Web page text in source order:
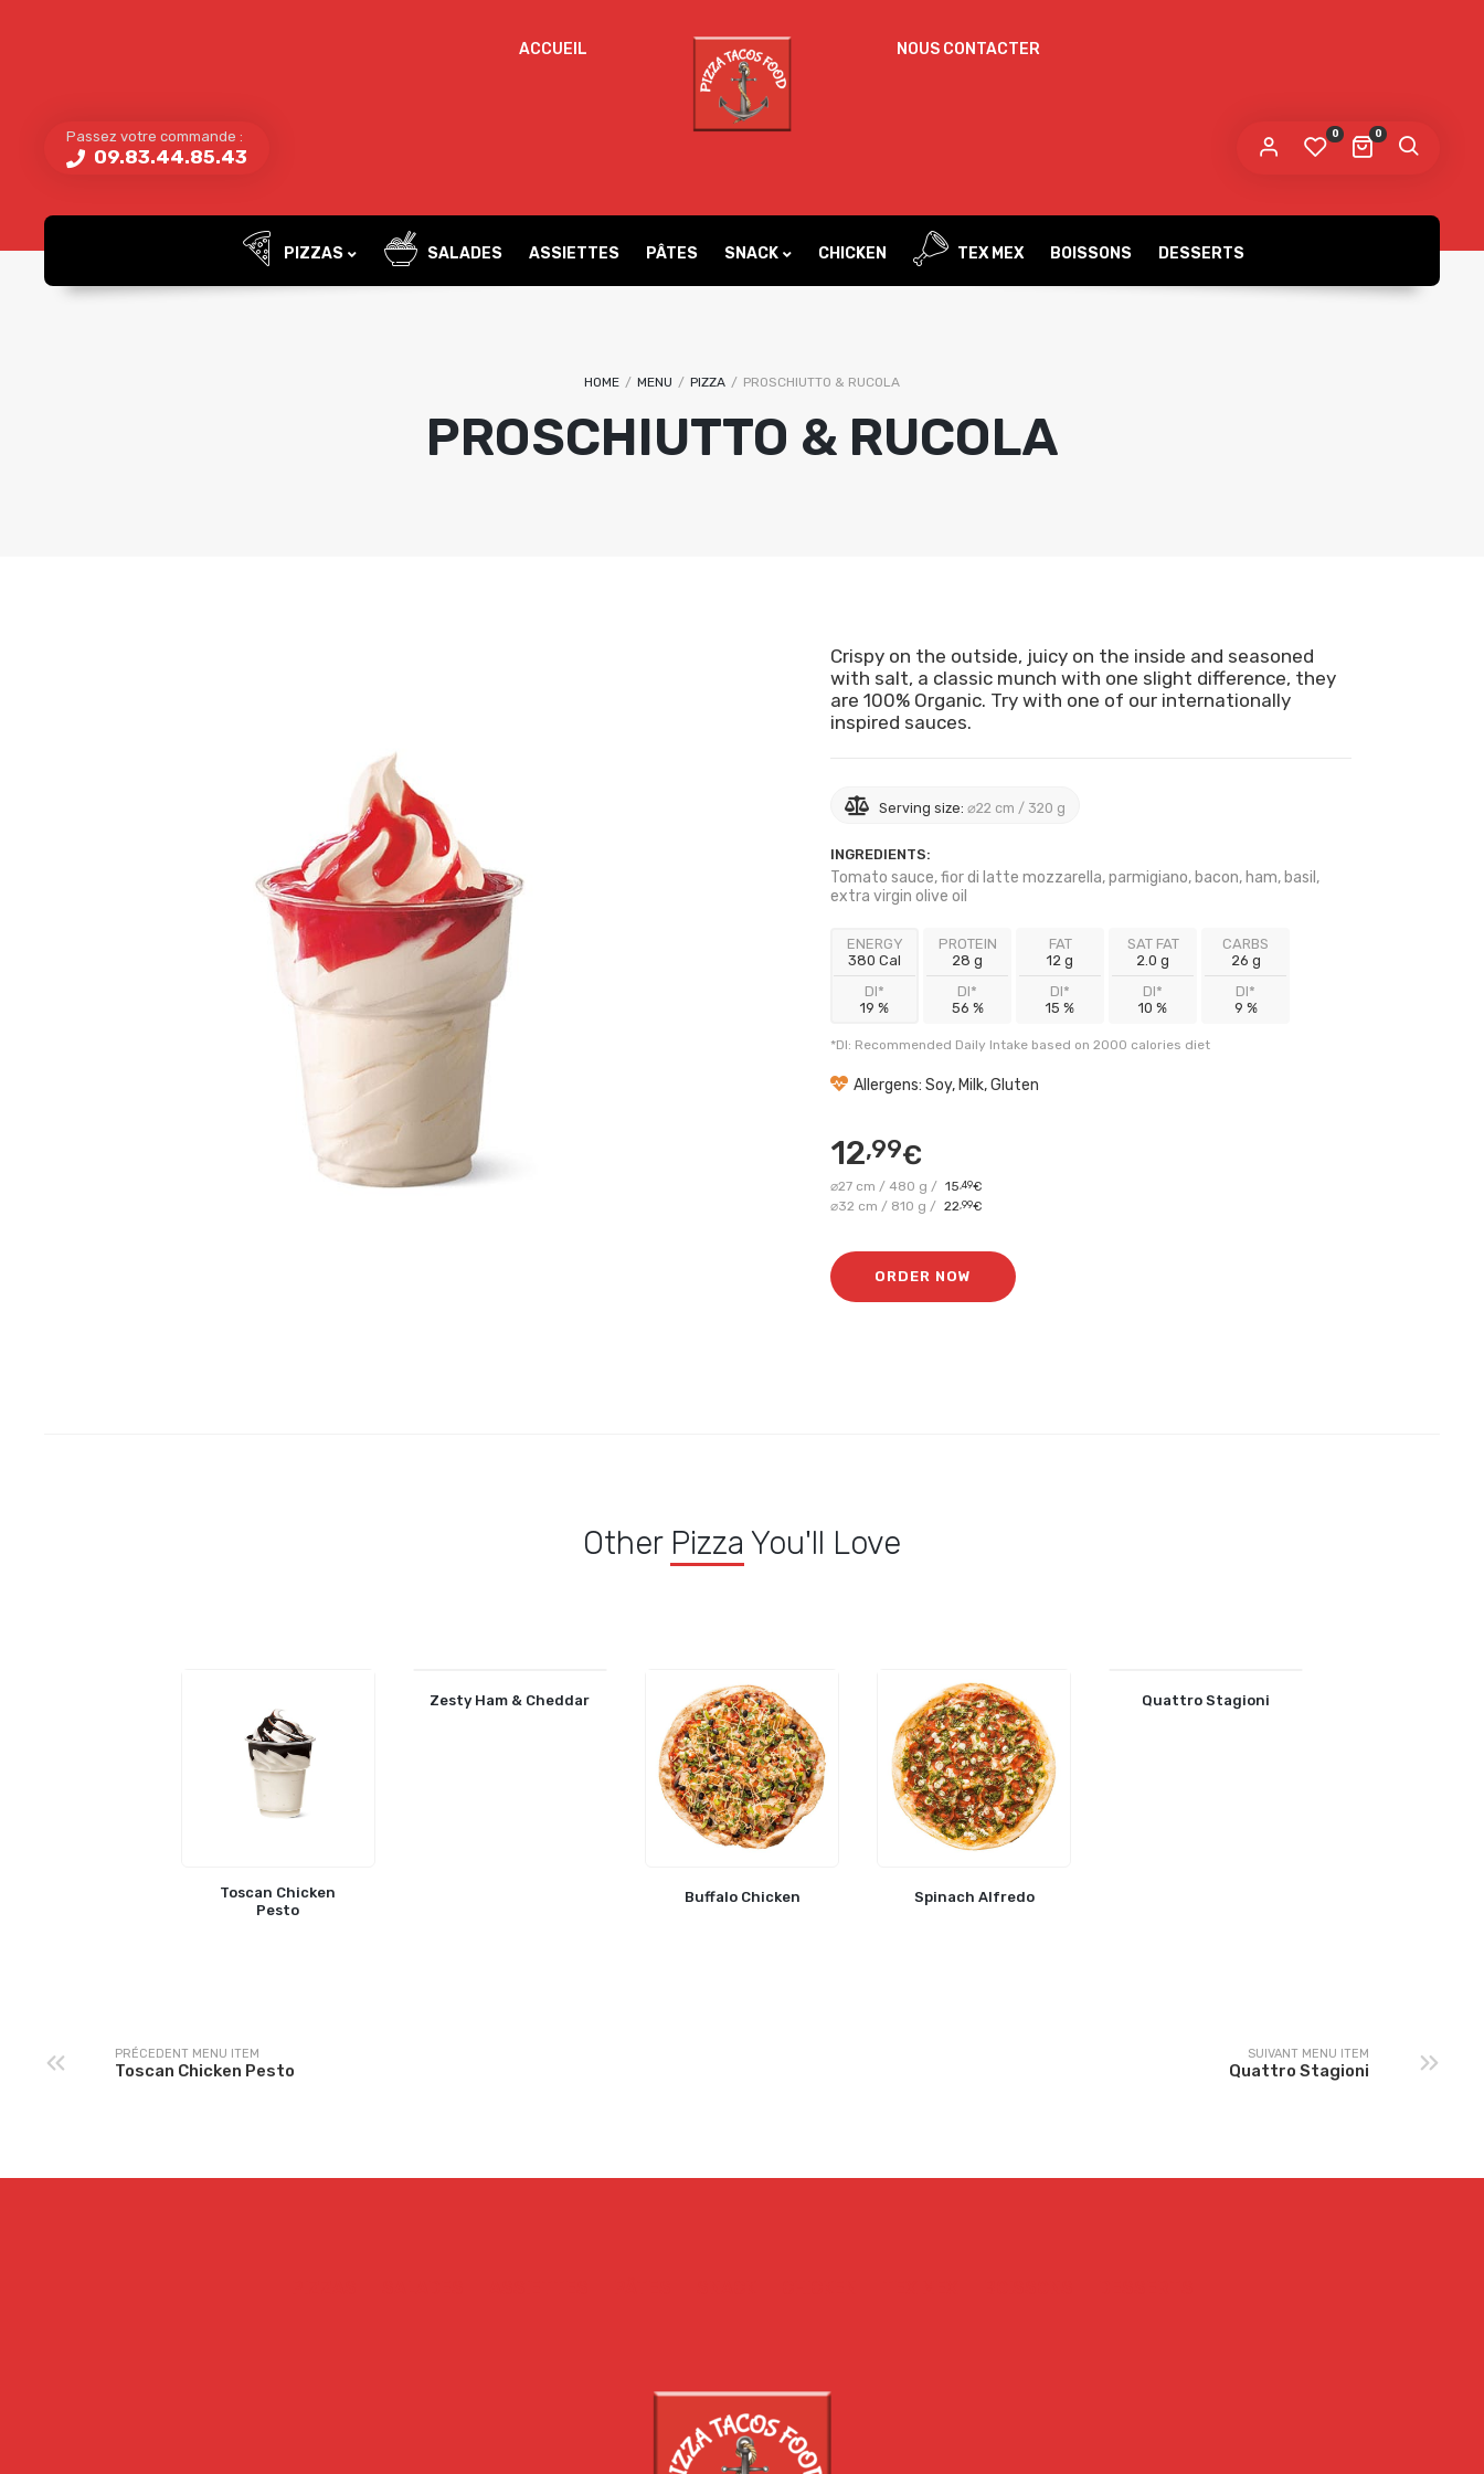
NOUS CONTACTER
ACCUEIL
Passez votre commande :
09.83.44.85.43
0
0
IDENTIFICATION
Vos données personnelles seront utilisées pour vous
PIZZAS SALADES ASSIETTES PÂTES SNACK CHICKEN TEX MEX BOISSONS DESSERTS
HOME / MENU / PIZZA / PROSCHIUTTO & RUCOLA
PROSCHIUTTO & RUCOLA
Crispy on the outside, juicy on the inside and seasoned
with salt, a classic munch with one slight difference, they
are 100% Organic. Try with one of our internationally
inspired sauces.
Serving size: ⌀22 cm / 320 g
INGREDIENTS:
Tomato sauce, fior di latte mozzarella, parmigiano, bacon, ham, basil,
extra virgin olive oil
ENERGY
380 Cal
DI*
19 %
PROTEIN
28 g
DI*
56 %
FAT
12 g
DI*
15 %
SAT FAT
2.0 g
DI*
10 %
CARBS
26 g
DI*
9 %
*DI: Recommended Daily Intake based on 2000 calories diet
Allergens: Soy, Milk, Gluten
12,99€
⌀27 cm / 480 g / 15 ,49€
⌀32 cm / 810 g / 22 ,99€
ORDER NOW
Other Pizza You'll Love
Toscan Chicken
Pesto
Zesty Ham & Cheddar
Buffalo Chicken Spinach Alfredo
Quattro Stagioni
PRÉCEDENT MENU ITEM
Toscan Chicken Pesto
SUIVANT MENU ITEM
Quattro Stagioni